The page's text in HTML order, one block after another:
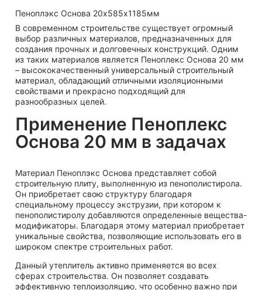
Пеноплэкс Основа 20х585х1185мм
В современном строительстве существует огромный
выбор различных материалов, предназначенных для
создания прочных и долговечных конструкций. Одним
из таких материалов является Пеноплекс Основа 20 мм
– высококачественный универсальный строительный
материал, обладающий отличными изоляционными
свойствами и прекрасно подходящий для
разнообразных целей.
Применение Пеноплекс
Основа 20 мм в задачах
Материал Пеноплэкс Основа представляет собой
строительную плиту, выполненную из пенополистирола.
Он приобретает свою структуру благодаря
специальному процессу экструзии, при котором к
пенополистиролу добавляются определенные вещества-
модификаторы. Благодаря этому материал приобретает
уникальные свойства, позволяющие использовать его в
широком спектре строительных работ.
Данный утеплитель активно применяется во всех
сферах строительства. Он позволяет создавать
эффективную теплоизоляцию, что особенно важно при